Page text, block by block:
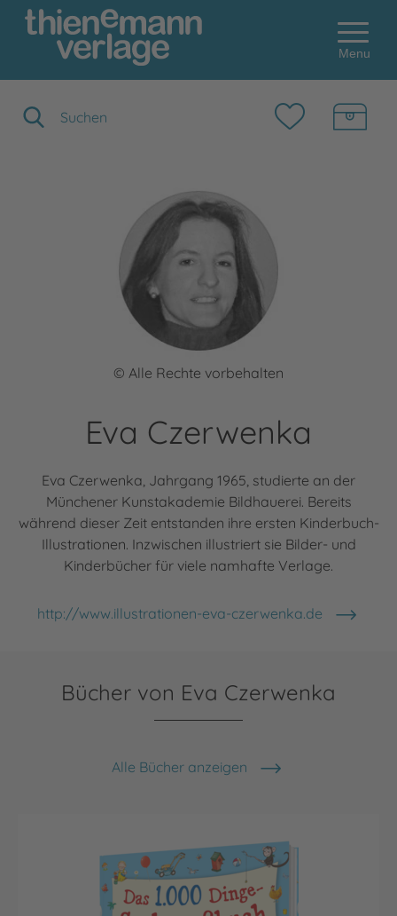
Menu
© Alle Rechte vorbehalten
Eva Czerwenka
Eva Czerwenka, Jahrgang 1965, studierte an der
Münchener Kunstakademie Bildhauerei. Bereits
während dieser Zeit entstanden ihre ersten Kinderbuch-
Illustrationen. Inzwischen illustriert sie Bilder- und
Kinderbücher für viele namhafte Verlage.
http://www.illustrationen-eva-czerwenka.de
Bücher von Eva Czerwenka
Alle Bücher anzeigen